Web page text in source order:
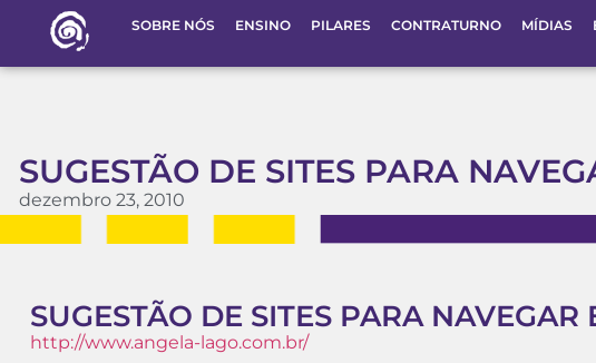
SOBRE NÓS ENSINO PILARES CONTRATURNO MÍDIAS
SUGESTÃO DE SITES PARA
dezembro 23, 2010
SUGESTÃO DE SITES PARA
http://www.angela-lago.com.br/